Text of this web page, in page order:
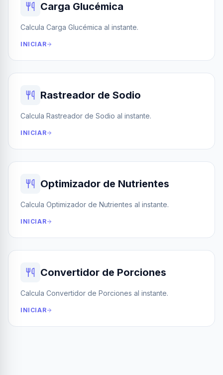
Carga Glucémica
Calcula Carga Glucémica al instante.
INICIAR
Rastreador de Sodio
Calcula Rastreador de Sodio al instante.
INICIAR
Optimizador de Nutrientes
Calcula Optimizador de Nutrientes al instante.
INICIAR
Convertidor de Porciones
Calcula Convertidor de Porciones al instante.
INICIAR